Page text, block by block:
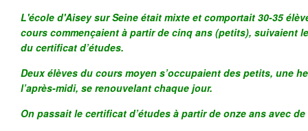
L'école d'Aisey sur Seine était mixte et comportait 30-35
cours commençaient à partir de cinq ans (petits), suivaient
du certificat d’études.
Deux élèves du cours moyen s’occupaient des petits, une
l’après-midi, se renouvelant chaque jour.
On passait le certificat d’études à partir de onze ans avec